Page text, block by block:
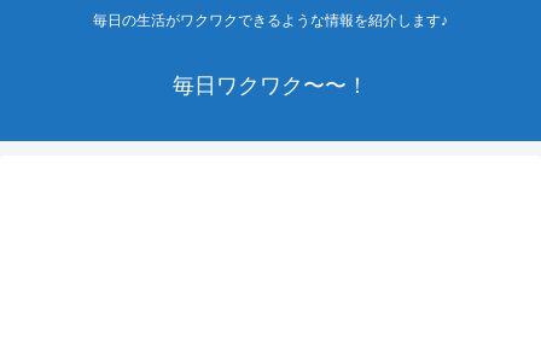
毎日の生活がワクワクできるような情報を紹介します♪
毎日ワクワク〜〜！